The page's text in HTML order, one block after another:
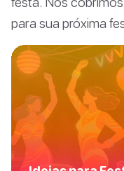
para sua próxima